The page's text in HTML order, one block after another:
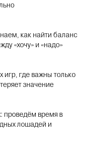
как найти баланс
«хочу» и «надо»
игр, где важны только
значение
проведём время в
лошадей и